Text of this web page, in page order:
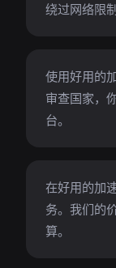
绕过网络限
使用好用的
审查国家，
台。
在好用的加
务。我们的
算。